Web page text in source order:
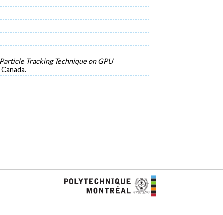
Tracking Technique on GPU